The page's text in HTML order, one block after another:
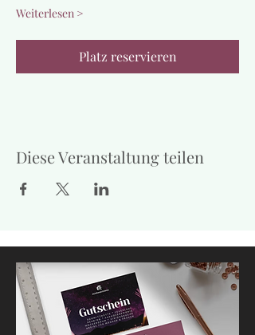
Weiterlesen >
Platz reservieren
Diese Veranstaltung teilen